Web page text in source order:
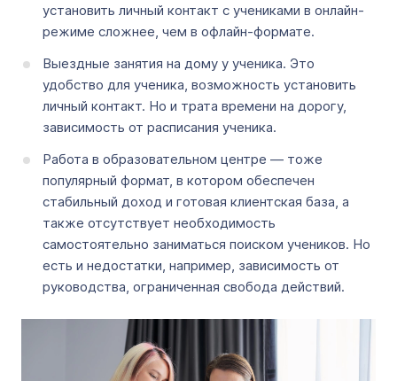
установить личный контакт с учениками в онлайн-
режиме сложнее, чем в офлайн-формате.
Выездные занятия на дому у ученика. Это
удобство для ученика, возможность установить
личный контакт. Но и трата времени на дорогу,
зависимость от расписания ученика.
Работа в образовательном центре — тоже
популярный формат, в котором обеспечен
стабильный доход и готовая клиентская база, а
также отсутствует необходимость
самостоятельно заниматься поиском учеников. Но
есть и недостатки, например, зависимость от
руководства, ограниченная свобода действий.